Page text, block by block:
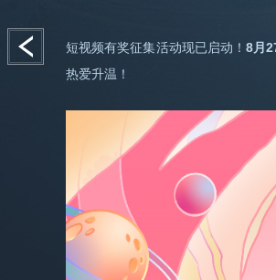
短视频有奖征集活动现已启动！8月
热爱升温！